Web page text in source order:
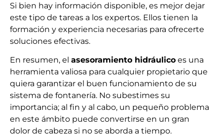
Si bien hay información disponible, es mejor dejar
este tipo de tareas a los expertos. Ellos tienen la
formación y experiencia necesarias para ofrecerte
soluciones efectivas.
En resumen, el asesoramiento hidráulico es una
herramienta valiosa para cualquier propietario que
quiera garantizar el buen funcionamiento de su
sistema de fontanería. No subestimes su
importancia; al fin y al cabo, un pequeño problema
en este ámbito puede convertirse en un gran
dolor de cabeza si no se aborda a tiempo.